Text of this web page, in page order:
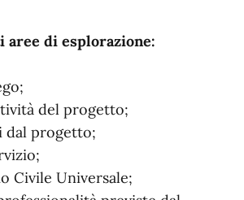
di esplorazione:
del progetto;
dal progetto;
Civile Universale;